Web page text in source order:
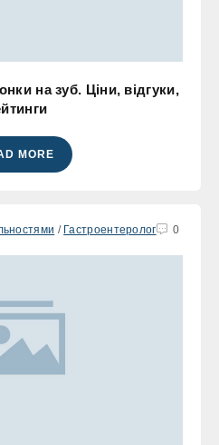
на зуб. Ціни, відгуки,
MORE
/ Гастроентеролог 0